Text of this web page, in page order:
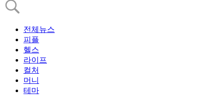
전체뉴스
피플
헬스
라이프
컬처
머니
테마